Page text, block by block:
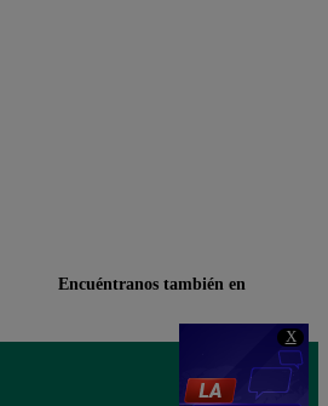
X
Encuéntranos también en